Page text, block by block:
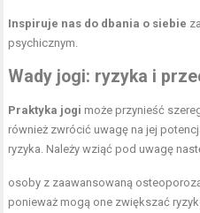
Inspiruje nas do dbania o siebie
psychicznym.
Wady jogi: ryzyka i
Praktyka jogi może przynieść
również zwrócić uwagę na jej
ryzyka. Należy wziąć pod uwagę
osoby z zaawansowaną
ponieważ mogą one zwiększać